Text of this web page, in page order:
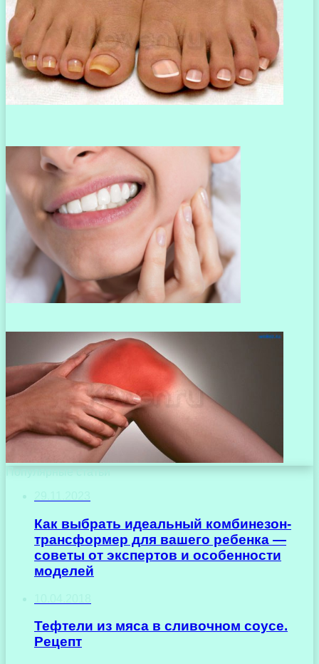
Как выбрать идеальный комбинезон-
трансформер для вашего ребенка —
советы от экспертов и особенности
моделей
Тефтели из мяса в сливочном соусе.
Рецепт